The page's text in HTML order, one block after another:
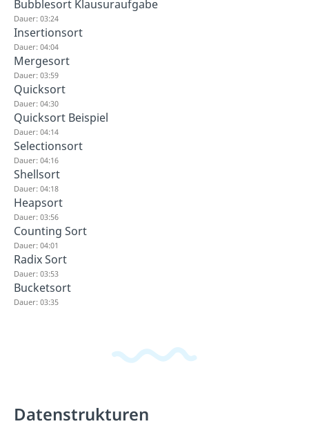
Bubblesort Klausuraufgabe
Dauer: 03:24
Insertionsort
Dauer: 04:04
Mergesort
Dauer: 03:59
Quicksort
Dauer: 04:30
Quicksort Beispiel
Dauer: 04:14
Selectionsort
Dauer: 04:16
Shellsort
Dauer: 04:18
Heapsort
Dauer: 03:56
Counting Sort
Dauer: 04:01
Radix Sort
Dauer: 03:53
Bucketsort
Dauer: 03:35
Datenstrukturen